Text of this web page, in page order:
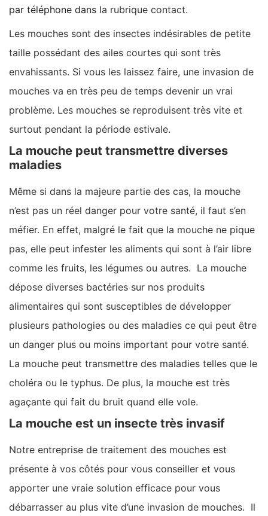
par téléphone dans la rubrique contact.
Les mouches sont des insectes indésirables de petite
taille possédant des ailes courtes qui sont très
envahissants. Si vous les laissez faire, une invasion de
mouches va en très peu de temps devenir un vrai
problème. Les mouches se reproduisent très vite et
surtout pendant la période estivale.
La mouche peut transmettre diverses
maladies
Même si dans la majeure partie des cas, la mouche
n’est pas un réel danger pour votre santé, il faut s’en
méfier. En effet, malgré le fait que la mouche ne pique
pas, elle peut infester les aliments qui sont à l’air libre
comme les fruits, les légumes ou autres. La mouche
dépose diverses bactéries sur nos produits
alimentaires qui sont susceptibles de développer
plusieurs pathologies ou des maladies ce qui peut être
un danger plus ou moins important pour votre santé.
La mouche peut transmettre des maladies telles que le
choléra ou le typhus. De plus, la mouche est très
agaçante qui fait du bruit quand elle vole.
La mouche est un insecte très invasif
Notre entreprise de traitement des mouches est
présente à vos côtés pour vous conseiller et vous
apporter une vraie solution efficace pour vous
débarrasser au plus vite d’une invasion de mouches. Il